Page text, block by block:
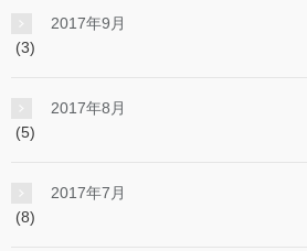
2017年9月
(3)
2017年8月
(5)
2017年7月
(8)